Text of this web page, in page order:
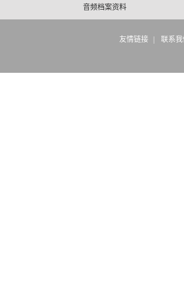
音频档案资料
友情链接 联系我